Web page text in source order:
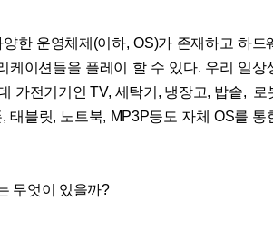
한 운영체제(이하, OS)가 존재하고 하드
케이션들을 플레이 할 수 있다. 우리 일상
가전기기인 TV, 세탁기, 냉장고, 밥솥, 로
태블릿, 노트북, MP3P등도 자체 OS를 통
무엇이 있을까?